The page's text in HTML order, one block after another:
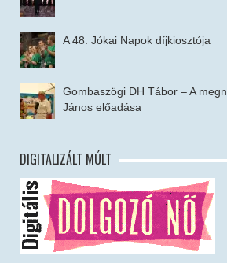
A 48. Jókai Napok díjkiosztója
Gombaszögi DH Tábor – A
János előadása
DIGITALIZÁLT MÚLT